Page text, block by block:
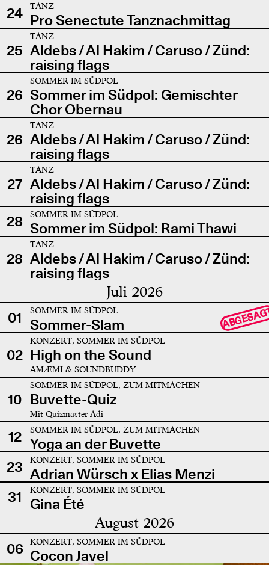
24
TANZ
Pro Senectute Tanznachmittag
25
TANZ
Aldebs / Al Hakim / Caruso / Zünd:
raising flags
26
SOMMER IM SÜDPOL
Sommer im Südpol: Gemischter
Chor Obernau
26
TANZ
Aldebs / Al Hakim / Caruso / Zünd:
raising flags
27
TANZ
Aldebs / Al Hakim / Caruso / Zünd:
raising flags
28
SOMMER IM SÜDPOL
Sommer im Südpol: Rami Thawi
28
TANZ
Aldebs / Al Hakim / Caruso / Zünd:
raising flags
Juli 2026
01 SOMMER IM SÜDPOL
Sommer-Slam
02
KONZERT, SOMMER IM SÜDPOL
High on the Sound
AMÆMI & SOUNDBUDDY
10
SOMMER IM SÜDPOL, ZUM MITMACHEN
Buvette-Quiz
Mit Quizmaster Adi
12 SOMMER IM SÜDPOL, ZUM MITMACHEN
Yoga an der Buvette
23
KONZERT, SOMMER IM SÜDPOL
Adrian Würsch x Elias Menzi
31
KONZERT, SOMMER IM SÜDPOL
Gina Été
August 2026
06 KONZERT, SOMMER IM SÜDPOL
Cocon Javel